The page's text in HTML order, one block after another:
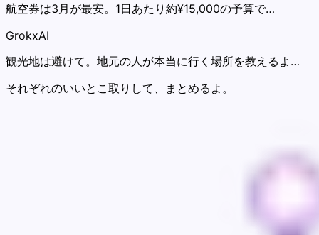
航空券は3月が最安。1日あたり約¥15,000の予算で…
GrokxAI
観光地は避けて。地元の人が本当に行く場所を教えるよ…
それぞれのいいとこ取りして、まとめるよ。